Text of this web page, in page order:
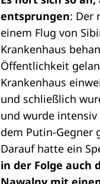
entsprungen: Der
einem Flug von
Krankenhaus
Öffentlichkeit
Krankenhaus
und schließlich
und wurde
dem Putin-Gegner
Darauf hatte ein
in der Folge auch